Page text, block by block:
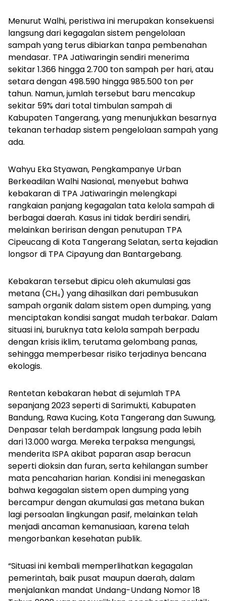
Menurut Walhi, peristiwa ini merupakan konsekuensi
langsung dari kegagalan sistem pengelolaan
sampah yang terus dibiarkan tanpa pembenahan
mendasar. TPA Jatiwaringin sendiri menerima
sekitar 1.366 hingga 2.700 ton sampah per hari, atau
setara dengan 498.590 hingga 985.500 ton per
tahun. Namun, jumlah tersebut baru mencakup
sekitar 59% dari total timbulan sampah di
Kabupaten Tangerang, yang menunjukkan besarnya
tekanan terhadap sistem pengelolaan sampah yang
ada.
Wahyu Eka Styawan, Pengkampanye Urban
Berkeadilan Walhi Nasional, menyebut bahwa
kebakaran di TPA Jatiwaringin melengkapi
rangkaian panjang kegagalan tata kelola sampah di
berbagai daerah. Kasus ini tidak berdiri sendiri,
melainkan beririsan dengan penutupan TPA
Cipeucang di Kota Tangerang Selatan, serta kejadian
longsor di TPA Cipayung dan Bantargebang.
Kebakaran tersebut dipicu oleh akumulasi gas
metana (CH₄) yang dihasilkan dari pembusukan
sampah organik dalam sistem open dumping, yang
menciptakan kondisi sangat mudah terbakar. Dalam
situasi ini, buruknya tata kelola sampah berpadu
dengan krisis iklim, terutama gelombang panas,
sehingga memperbesar risiko terjadinya bencana
ekologis.
Rentetan kebakaran hebat di sejumlah TPA
sepanjang 2023 seperti di Sarimukti, Kabupaten
Bandung, Rawa Kucing, Kota Tangerang dan Suwung,
Denpasar telah berdampak langsung pada lebih
dari 13.000 warga. Mereka terpaksa mengungsi,
menderita ISPA akibat paparan asap beracun
seperti dioksin dan furan, serta kehilangan sumber
mata pencaharian harian. Kondisi ini menegaskan
bahwa kegagalan sistem open dumping yang
bercampur dengan akumulasi gas metana bukan
lagi persoalan lingkungan pasif, melainkan telah
menjadi ancaman kemanusiaan, karena telah
mengorbankan kesehatan publik.
“Situasi ini kembali memperlihatkan kegagalan
pemerintah, baik pusat maupun daerah, dalam
menjalankan mandat Undang-Undang Nomor 18